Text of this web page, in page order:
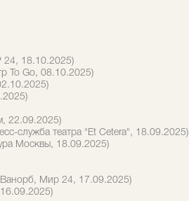
18.10.2025)
To Go, 08.10.2025)
22.09.2025)
служба театра "Et Cetera", 18.09.2025)
Москвы, 18.09.2025)
Мир 24, 17.09.2025)
16.09.2025)